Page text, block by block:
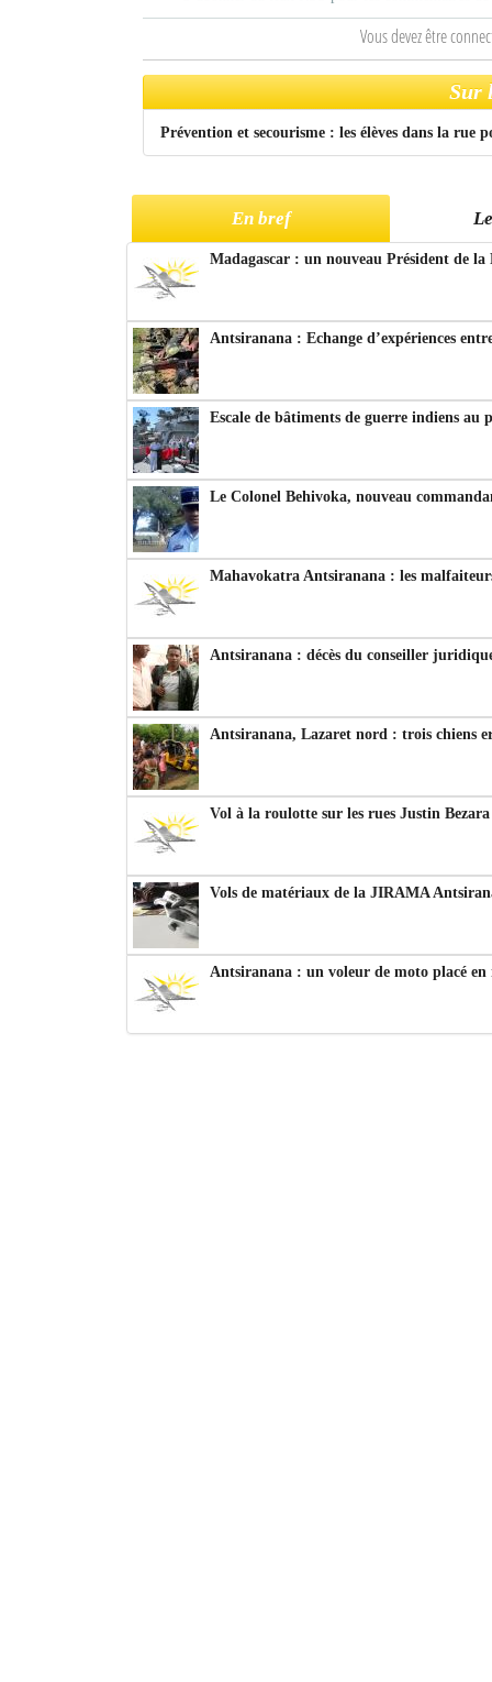
Vous devez être
Sur
Prévention et secourisme : les élèves dans la rue
En bref
Madagascar : un nouveau Président de
Antsiranana : Echange d’expériences
Escale de bâtiments de guerre indiens au
Le Colonel Behivoka, nouveau
Mahavokatra Antsiranana : les
Antsiranana : décès du conseiller
Antsiranana, Lazaret nord : trois chiens
Vol à la roulotte sur les rues Justin
Vols de matériaux de la JIRAMA
Antsiranana : un voleur de moto placé en